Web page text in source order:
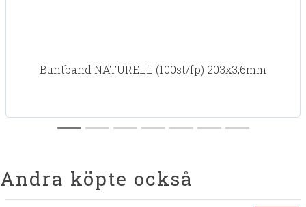
Buntband NATURELL (100st/fp) 203x3,6mm
Andra köpte också